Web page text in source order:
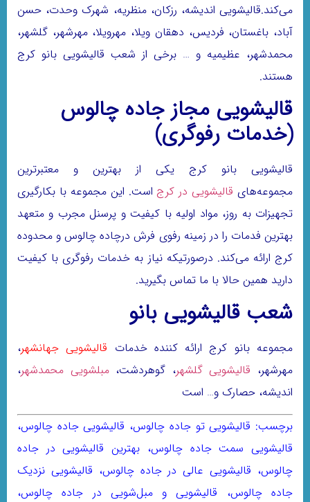
می‌کند.قالیشویی اندیشه، رزکان، منظریه، شهرک وحدت، حسن
آباد، باغستان، فردیس، دهقان ویلا، مهرویلا، مهرشهر، گلشهر،
محمدشهر، عظیمیه و … برخی از شعب قالیشویی بانو کرج
هستند.
قالیشویی مجاز جاده چالوس
(خدمات رفوگری)
قالیشویی بانو کرج یکی از بهترین و معتبرترین
مجموعه‌های قالیشویی در کرج است. این مجموعه با بکارگیری
تجهیزات به روز، مواد اولیه با کیفیت و پرسنل مجرب و متعهد
بهترین فدمات را در زمینه رفوی فرش درچاده چالوس و محدوده
کرج ارائه می‌کند. درصورتیکه نیاز به خدمات رفوگری با کیفیت
دارید همین حالا با ما تماس بگیرید.
شعب قالیشویی بانو
مجموعه بانو کرج ارائه کننده خدمات قالیشویی جهانشهر،
مهرشهر، قالیشویی گلشهر، گوهردشت،مبلشویی محمدشهر،
اندیشه، حصارک و… است
برچسب: قالیشویی تو جاده چالوس، قالیشویی جاده چالوس،
قالیشویی سمت جاده چالوس، بهترین قالیشویی در جاده
چالوس، قالیشویی عالی در جاده چالوس، قالیشویی نزدیک
جاده چالوس، قالیشویی و مبل‌شویی در جاده چالوس،